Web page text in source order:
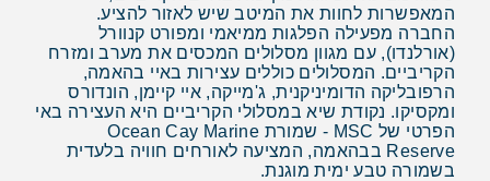
המאפשרות לחוות את המיטב שיש לאזור להציע.
החברה מפעילה הפלגות ממיאמי ומפורט קנוורל
(אורלנדו), עם מגוון מסלולים המכסים את מערב ומזרח
הקריביים. המסלולים כוללים עצירות באיי בהאמה,
הרפובליקה הדומיניקנית, ג'מייקה, איי קיימן, הונדורס
ומקסיקו. נקודת שיא במסלולי הקריביים היא העצירה באי
הפרטי של MSC - שמורת Ocean Cay Marine
Reserve בבהאמה, המציעה לאורחים חוויה בלעדית
בשמורה טבע ימית מוגנת.